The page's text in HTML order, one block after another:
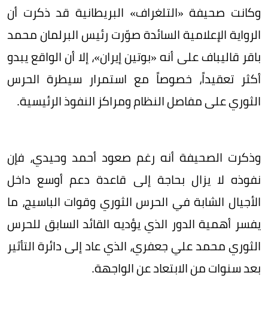
وكانت صحيفة «التلغراف» البريطانية قد ذكرت أن
الرواية الإعلامية السائدة صوّرت رئيس البرلمان محمد
باقر قاليباف على أنه «بوتين إيران»، إلا أن الواقع يبدو
أكثر تعقيداً، خصوصاً مع استمرار سيطرة الحرس
الثوري على مفاصل النظام ومراكز النفوذ الرئيسية.
وذكرت الصحيفة أنه رغم صعود أحمد وحيدي، فإن
نفوذه لا يزال بحاجة إلى قاعدة دعم أوسع داخل
الأجيال الشابة في الحرس الثوري وقوات الباسيج، ما
يفسر أهمية الدور الذي يؤديه القائد السابق للحرس
الثوري محمد علي جعفري، الذي عاد إلى دائرة التأثير
بعد سنوات من الابتعاد عن الواجهة.